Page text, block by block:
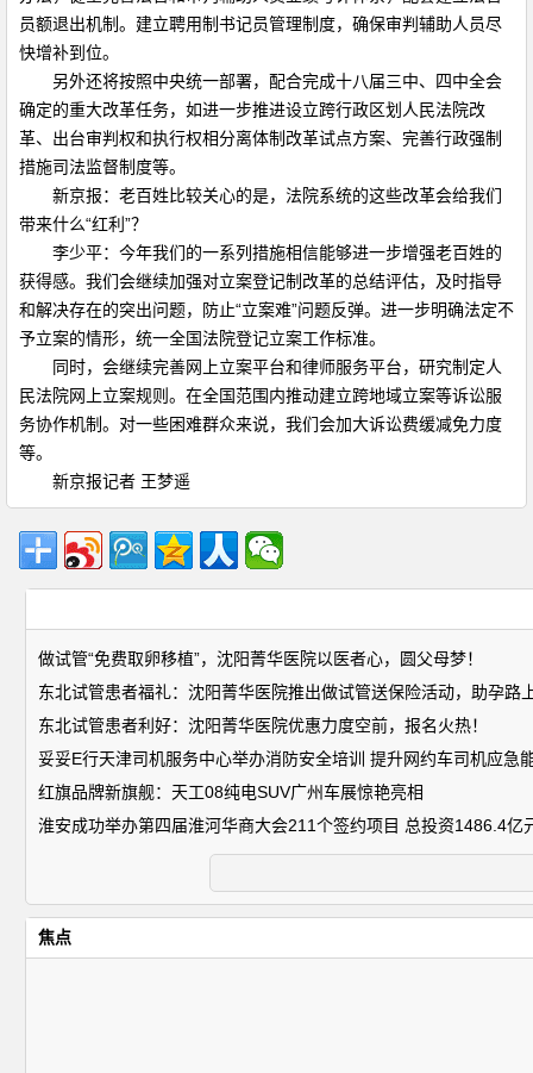
员额退出机制。建立聘用制书记员管理制度，确保审判辅助人员尽
快增补到位。
另外还将按照中央统一部署，配合完成十八届三中、四中全会
确定的重大改革任务，如进一步推进设立跨行政区划人民法院改
革、出台审判权和执行权相分离体制改革试点方案、完善行政强制
措施司法监督制度等。
新京报：老百姓比较关心的是，法院系统的这些改革会给我们
带来什么“红利”？
李少平：今年我们的一系列措施相信能够进一步增强老百姓的
获得感。我们会继续加强对立案登记制改革的总结评估，及时指导
和解决存在的突出问题，防止“立案难”问题反弹。进一步明确法定不
予立案的情形，统一全国法院登记立案工作标准。
同时，会继续完善网上立案平台和律师服务平台，研究制定人
民法院网上立案规则。在全国范围内推动建立跨地域立案等诉讼服
务协作机制。对一些困难群众来说，我们会加大诉讼费缓减免力度
等。
新京报记者 王梦遥
做试管“免费取卵移植”，沈阳菁华医院以医者心，圆父母梦！
东北试管患者福礼：沈阳菁华医院推出做试管送保险活动，助孕路
东北试管患者利好：沈阳菁华医院优惠力度空前，报名火热！
妥妥E行天津司机服务中心举办消防安全培训 提升网约车司机应急
红旗品牌新旗舰：天工08纯电SUV广州车展惊艳亮相
淮安成功举办第四届淮河华商大会211个签约项目 总投资1486.4亿
焦点